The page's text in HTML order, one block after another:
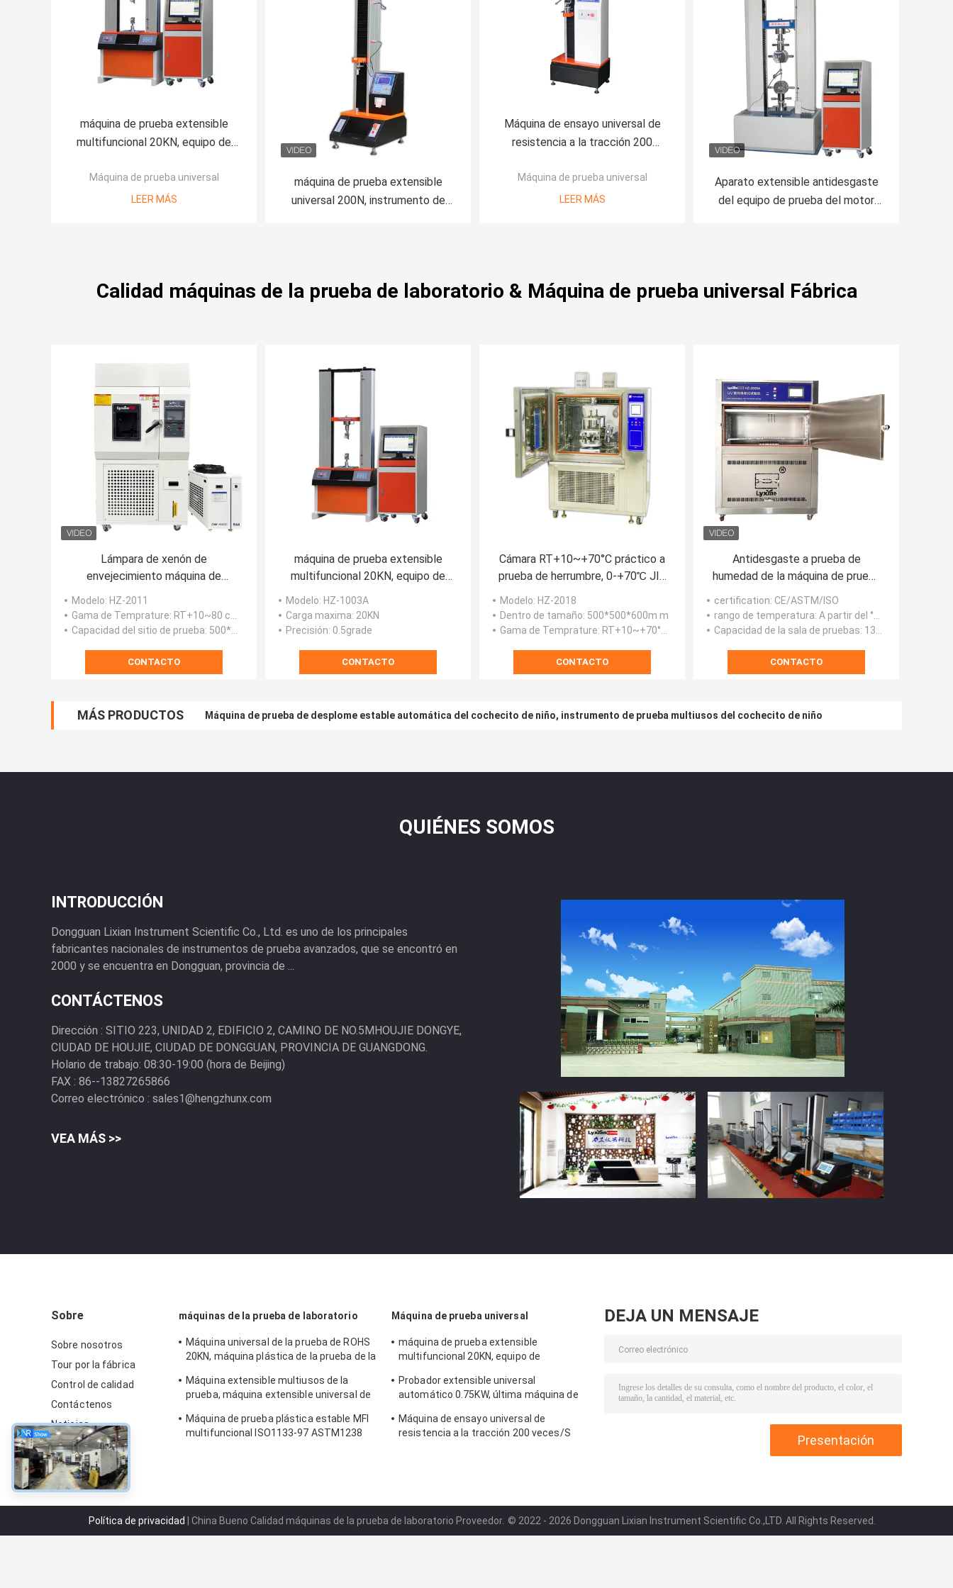
máquina de prueba extensible
multifuncional 20KN, equipo de
85x75x210cm
Máquina de prueba universal
LEER MÁS
máquina de prueba extensible
universal 200N, instrumento de
Máquina de ensayo universal de
resistencia a la tracción 200
Máquina de prueba universal
LEER MÁS
Aparato extensible antidesgaste
del equipo de prueba del motor
Calidad máquinas de la prueba de laboratorio & Máquina de prueba universal Fábrica
Lámpara de xenón de
envejecimiento máquina de
resistencia a la intemperie de
tejidos OEM ODM personalizado y
Modelo: HZ-2011
Gama de Temprature: RT+10~80 celsius
Capacidad del sitio de prueba: 500*600*500m m
CONTACTO
máquina de prueba extensible
multifuncional 20KN, equipo de
85x75x210cm
Modelo: HZ-1003A
Carga maxima: 20KN
Precisión: 0.5grade
CONTACTO
Cámara RT+10~+70°C práctico a
prueba de herrumbre, 0-+70℃ JIS
de la prueba de la temperatura
del envejecimiento del ozono del
Modelo: HZ-2018
Dentro de tamaño: 500*500*600m m
Gama de Temprature: RT+10~+70°C, 0-+70℃
CONTACTO
Antidesgaste a prueba de
humedad de la máquina de prueba
ULTRAVIOLETA de ASTM
certification: CE/ASTM/ISO
rango de temperatura: A partir del °C el 50 al °C 75
Capacidad de la sala de pruebas: 137*53*136cm
CONTACTO
MÁS PRODUCTOS Máquina de prueba de desplome estable automática del cochecito de niño, instrumento de prueba multiusos del cochecito de niño
QUIÉNES SOMOS
INTRODUCCIÓN
Dongguan Lixian Instrument Scientific Co., Ltd. es uno de los principales
fabricantes nacionales de instrumentos de prueba avanzados, que se encontró en
2000 y se encuentra en Dongguan, provincia de ...
CONTÁCTENOS
Dirección : SITIO 223, UNIDAD 2, EDIFICIO 2, CAMINO DE NO.5MHOUJIE DONGYE,
CIUDAD DE HOUJIE, CIUDAD DE DONGGUAN, PROVINCIA DE GUANGDONG.
Holario de trabajo: 08:30-19:00 (hora de Beijing)
FAX : 86--13827265866
Correo electrónico : sales1@hengzhunx.com
VEA MÁS >>
Sobre
Sobre nosotros
Tour por la fábrica
Control de calidad
Contáctenos
Noticias
mapa del sitio
máquinas de la prueba de laboratorio
Máquina universal de la prueba de ROHS
20KN, máquina plástica de la prueba de la
Máquina extensible multiusos de la
prueba, máquina extensible universal de
Máquina de prueba plástica estable MFI
multifuncional ISO1133-97 ASTM1238
Máquina de prueba universal
máquina de prueba extensible
multifuncional 20KN, equipo de
85x75x210cm
Probador extensible universal
automático 0.75KW, última máquina de
Máquina de ensayo universal de
resistencia a la tracción 200 veces/S
DEJA UN MENSAJE
Política de privacidad | China Bueno Calidad máquinas de la prueba de laboratorio Proveedor. © 2022 - 2026 Dongguan Lixian Instrument Scientific Co.,LTD. All Rights Reserved.